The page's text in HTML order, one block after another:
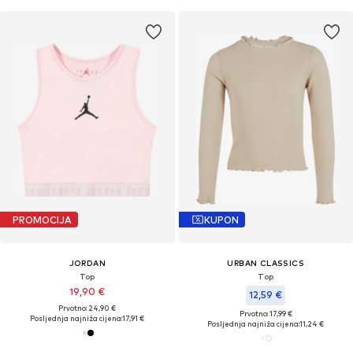
PROMOCIJA
JORDAN
Top
19,90 €
Prvotno: 24,90 €
Posljednja najniža cijena:17,91 €
KUPON
URBAN CLASSICS
Top
12,59 €
Prvotno: 17,99 €
Posljednja najniža cijena:11,24 €